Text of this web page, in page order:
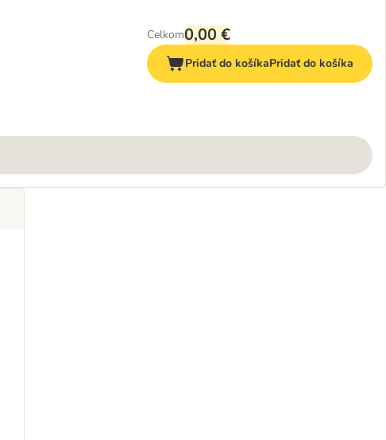
Celkom0,00 €
Pridať do košíkaPridať do košíka